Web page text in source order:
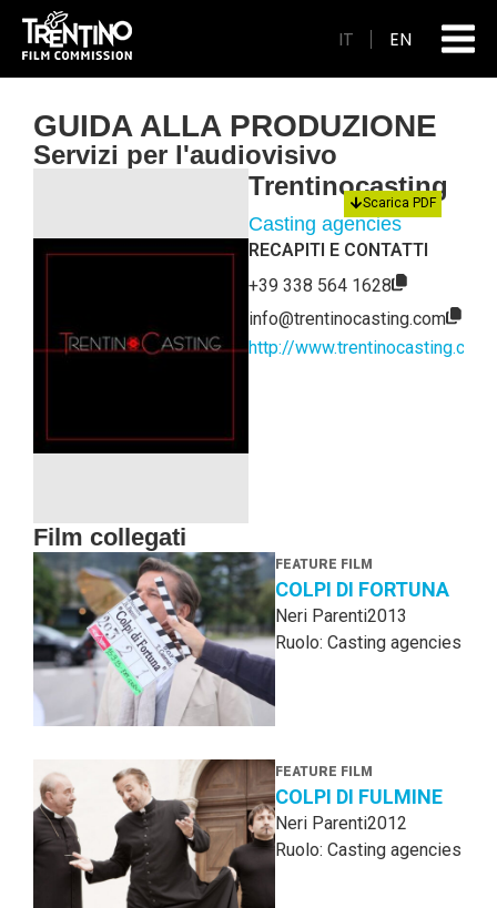
IT EN
GUIDA ALLA PRODUZIONE
Servizi per l'audiovisivo
Scarica PDF
Trentinocasting
Casting agencies
RECAPITI E CONTATTI
+39 338 564 1628
info@trentinocasting.com
http://www.trentinocasting.com/
Film collegati
FEATURE FILM
COLPI DI FORTUNA
Neri Parenti2013
Ruolo: Casting agencies
FEATURE FILM
COLPI DI FULMINE
Neri Parenti2012
Ruolo: Casting agencies